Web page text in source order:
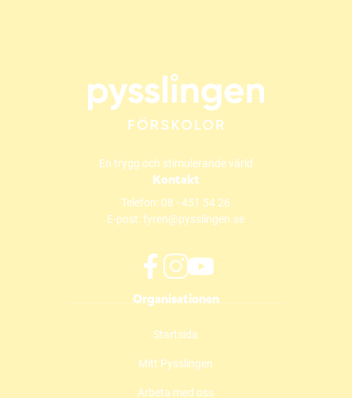
En trygg och stimulerande värld
Kontakt
Telefon: 08 - 451 54 26
E-post:fyren@pysslingen.se
a
e
o
n
t
g
o
b
Organisationen
Startsida
Mitt Pysslingen
Arbeta med oss